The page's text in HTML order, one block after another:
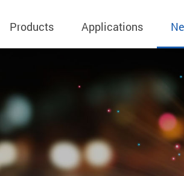
Products
Qi2.0 Wireless Charger
Qi1.x Wireless Charger
Wireless TX Module
Wireless TX Module
LED Driver
Meter
POE
Applications
Company Governing
Structure
Important Internal
Operating
Financial
Investor